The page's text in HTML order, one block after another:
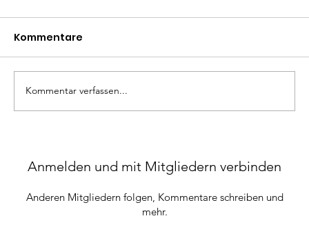
Kommentare
Kommentar verfassen...
Anmelden und mit Mitgliedern verbinden
Anderen Mitgliedern folgen, Kommentare schreiben und
mehr.